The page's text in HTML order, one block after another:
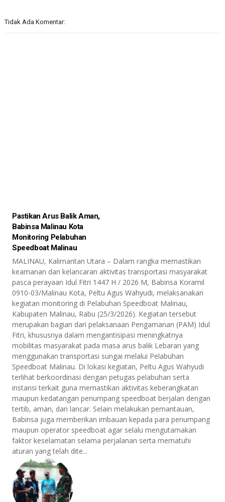
Tidak Ada Komentar:
Pastikan Arus Balik Aman,
Babinsa Malinau Kota
Monitoring Pelabuhan
Speedboat Malinau
MALINAU, Kalimantan Utara – Dalam rangka memastikan
keamanan dan kelancaran aktivitas transportasi masyarakat
pasca perayaan Idul Fitri 1447 H / 2026 M, Babinsa Koramil
0910-03/Malinau Kota, Peltu Agus Wahyudi, melaksanakan
kegiatan monitoring di Pelabuhan Speedboat Malinau,
Kabupaten Malinau, Rabu (25/3/2026). Kegiatan tersebut
merupakan bagian dari pelaksanaan Pengamanan (PAM) Idul
Fitri, khususnya dalam mengantisipasi meningkatnya
mobilitas masyarakat pada masa arus balik Lebaran yang
menggunakan transportasi sungai melalui Pelabuhan
Speedboat Malinau. Di lokasi kegiatan, Peltu Agus Wahyudi
terlihat berkoordinasi dengan petugas pelabuhan serta
instansi terkait guna memastikan aktivitas keberangkatan
maupun kedatangan penumpang speedboat berjalan dengan
tertib, aman, dan lancar. Selain melakukan pemantauan,
Babinsa juga memberikan imbauan kepada para penumpang
maupun operator speedboat agar selalu mengutamakan
faktor keselamatan selama perjalanan serta mematuhi
aturan yang telah dite...